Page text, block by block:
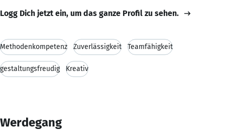
Logg Dich jetzt ein, um das ganze Profil zu sehen.
Methodenkompetenz Zuverlässigkeit Teamfähigkeit
gestaltungsfreudig Kreativ
Werdegang